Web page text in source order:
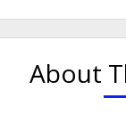
About